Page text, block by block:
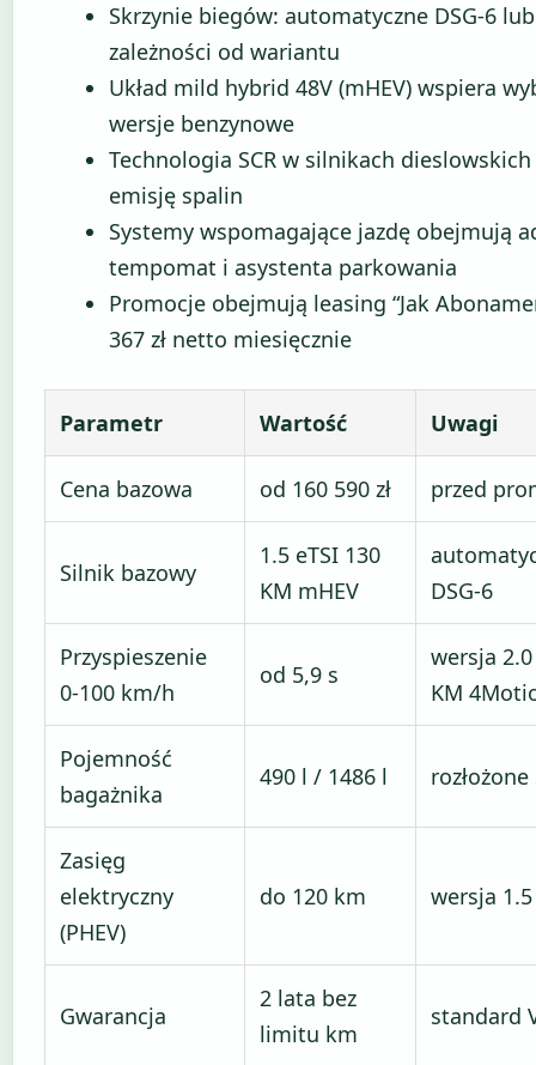
Skrzynie biegów: automatyczne DSG-6
zależności od wariantu
Układ mild hybrid 48V (mHEV) wspiera
wersje benzynowe
Technologia SCR w silnikach
emisję spalin
Systemy wspomagające jazdę obejmują
tempomat i asystenta parkowania
Promocje obejmują leasing “Jak
367 zł netto miesięcznie
Parametr Wartość Uwagi
Cena bazowa od 160 590 zł przed
Silnik bazowy
1.5 eTSI 130
KM mHEV
DSG-6
Przyspieszenie
0-100 km/h
od 5,9 s
wersja
KM
Pojemność
bagażnika
490 l / 1486 l
Zasięg
elektryczny
(PHEV)
do 120 km wersja
Gwarancja
2 lata bez
limitu km
standard